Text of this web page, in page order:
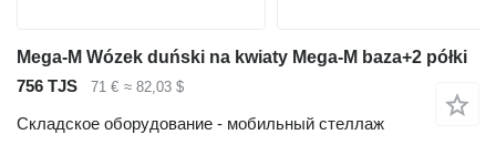
Mega-M Wózek duński na kwiaty Mega-M baza+2 półki
756 TJS
71 € ≈ 82,03 $
Складское оборудование - мобильный стеллаж